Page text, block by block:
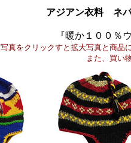
アジアン衣料 ネ
『暖か１００％
写真をクリックすと拡大写真と商品
また、買い